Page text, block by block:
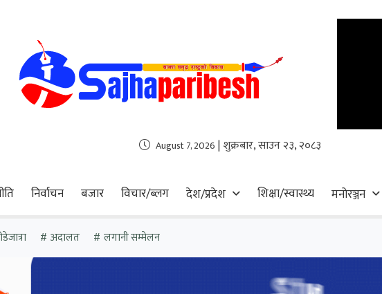
August 7, 2026 | शुक्रबार, साउन २३, २०८३
निर्वाचन बजार विचार/ब्लग देश/प्रदेश शिक्षा/स्वास्थ्य मनोरञ्जन
अदालत लगानी सम्मेलन